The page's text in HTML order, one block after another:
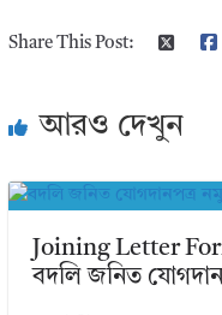
Share This Post:
আরও দেখুন
Joining Letter
বদলি জনিত